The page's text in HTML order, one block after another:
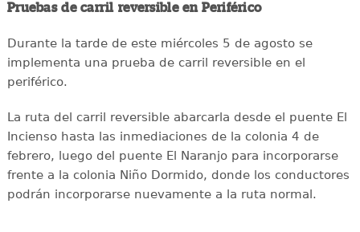
Pruebas de carril reversible en Periférico
Durante la tarde de este miércoles 5 de agosto se
implementa una prueba de carril reversible en el
periférico.
La ruta del carril reversible abarcarla desde el puente El
Incienso hasta las inmediaciones de la colonia 4 de
febrero, luego del puente El Naranjo para incorporarse
frente a la colonia Niño Dormido, donde los conductores
podrán incorporarse nuevamente a la ruta normal.